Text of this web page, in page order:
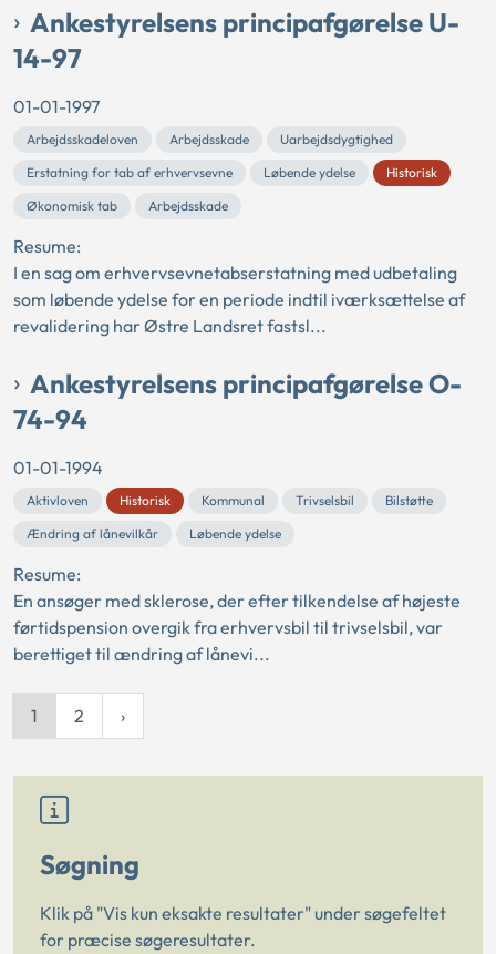
Ankestyrelsens principafgørelse U-
14-97
01-01-1997
Arbejdsskadeloven Arbejdsskade
Uarbejdsdygtighed
Erstatning for tab af erhvervsevne
Løbende ydelse
Historisk
Økonomisk tab
Arbejdsskade
Resume:
I en sag om erhvervsevnetabserstatning med udbetaling
som løbende ydelse for en periode indtil iværksættelse af
revalidering har Østre Landsret fastsl...
Ankestyrelsens principafgørelse O-
74-94
01-01-1994
Aktivloven Historisk Kommunal Trivselsbil
Bilstøtte
Ændring af lånevilkår
Løbende ydelse
Resume:
En ansøger med sklerose, der efter tilkendelse af højeste
førtidspension overgik fra erhvervsbil til trivselsbil, var
berettiget til ændring af lånevi...
1 2
Søgning
Klik på "Vis kun eksakte resultater" under søgefeltet
for præcise søgeresultater.